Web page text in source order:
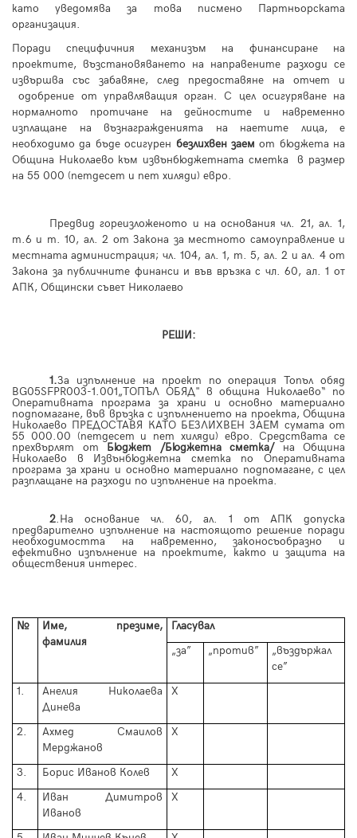
като уведомява за това писмено Партньорската
организация.
Поради специфичния механизъм на финансиране на
проектите, възстановяването на направените разходи се
извършва със забавяне, след предоставяне на отчет и
одобрение от управляващия орган. С цел осигуряване на
нормалното протичане на дейностите и навременно
изплащане на възнагражденията на наетите лица, е
необходимо да бъде осигурен безлихвен заем от бюджета на
Община Николаево към извънбюджетната сметка в размер
на 55 000 (петдесет и пет хиляди) евро.
Предвид гореизложеното и на основания чл. 21, ал. 1,
т.6 и т. 10, ал. 2 от Закона за местното самоуправление и
местната администрация; чл. 104, ал. 1, т. 5, ал. 2 и ал. 4 от
Закона за публичните финанси и във връзка с чл. 60, ал. 1 от
АПК, Общински съвет Николаево
РЕШИ:
1.За изпълнение на проект по операция Топъл обяд
BG05SFPR003-1.001„ТОПЪЛ ОБЯД" в община Николаево“ по
Оперативната програма за храни и основно материално
подпомагане, във връзка с изпълнението на проекта, Община
Николаево ПРЕДОСТАВЯ КАТО БЕЗЛИХВЕН ЗАЕМ сумата от
55 000.00 (петдесет и пет хиляди) евро. Средствата се
прехвърлят от Бюджет /Бюджетна сметка/
на Община
Николаево в Извънбюджетна сметка по Оперативната
програма за храни и основно материално подпомагане, с цел
разплащане на разходи по изпълнение на проекта.
2.На основание чл. 60, ал. 1 от АПК допуска
предварително изпълнение на настоящото решение поради
необходимостта на навременно, законосъобразно и
ефективно изпълнение на проектите, както и защита на
обществения интерес.
№
Име, презиме,
фамилия
Гласувал
„за”
„против”
„въздържал
се”
1.
Анелия Николаева
Динева
Х
2.
Ахмед Смаилов
Мерджанов
Х
3. Борис Иванов Колев
Х
4.
Иван Димитров
Иванов
Х